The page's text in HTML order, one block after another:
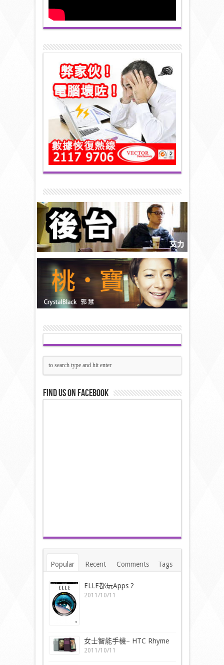
Find us on Facebook
Popular Recent Comments Tags
ELLE都玩Apps ?
2011/10/11
女士智能手機– HTC Rhyme
2011/10/11